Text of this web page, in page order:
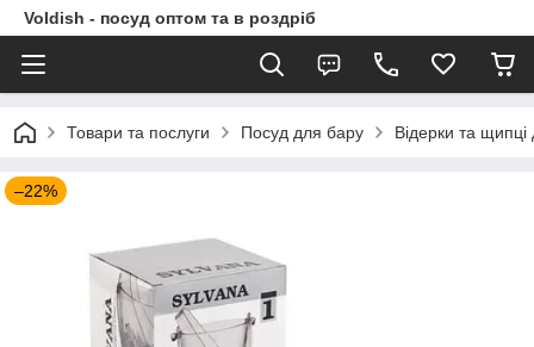
Voldish - посуд оптом та в роздріб
Товари та послуги Посуд для бару Відерки та
–22%